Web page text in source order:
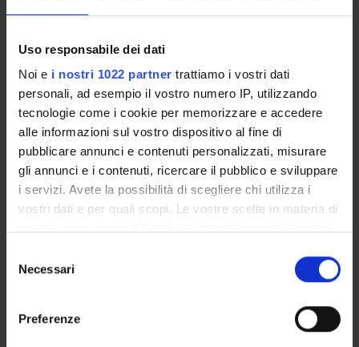
Uso responsabile dei dati
Noi e i nostri 1022 partner trattiamo i vostri dati
personali, ad esempio il vostro numero IP, utilizzando
tecnologie come i cookie per memorizzare e accedere
alle informazioni sul vostro dispositivo al fine di
pubblicare annunci e contenuti personalizzati, misurare
gli annunci e i contenuti, ricercare il pubblico e sviluppare
i servizi. Avete la possibilità di scegliere chi utilizza i
vostri dati e per quali scopi. Le vostre scelte in materia di
modificare o revocare il proprio consenso in qualsiasi
momento dalla Dichiarazione sui cookie o facendo clic
delNecessari
Preferenze
Daria Lucia Gabusi
Chair
Beatrice Martini
Rtudent representative
Chiara Sita'
Member
Fabio Vicini
Member
RECORDS AND DOCUMENTS